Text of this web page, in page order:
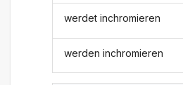
werdet inchromieren
werden inchromieren